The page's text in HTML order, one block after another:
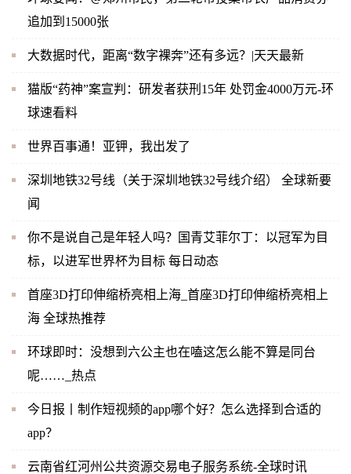
追加到15000张
大数据时代，距离“数字裸奔”还有多远？|天天最新
猫版“药神”案宣判：研发者获刑15年 处罚金4000万元-环
球速看料
世界百事通！亚钾，我出发了
深圳地铁32号线（关于深圳地铁32号线介绍） 全球新要
闻
你不是说自己是年轻人吗？国青艾菲尔丁：以冠军为目
标，以进军世界杯为目标 每日动态
首座3D打印伸缩桥亮相上海_首座3D打印伸缩桥亮相上
海 全球热推荐
环球即时：没想到六公主也在嗑这怎么能不算是同台
呢……_热点
今日报丨制作短视频的app哪个好？怎么选择到合适的
app？
云南省红河州公共资源交易电子服务系统-全球时讯